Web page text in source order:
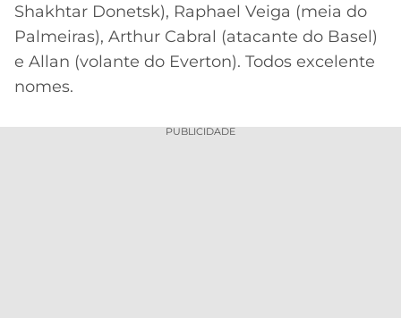
Shakhtar Donetsk), Raphael Veiga (meia do
Palmeiras), Arthur Cabral (atacante do Basel)
e Allan (volante do Everton). Todos excelente
nomes.
PUBLICIDADE